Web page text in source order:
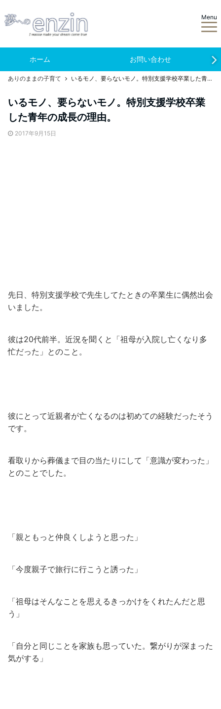
Menu
ホーム お問い合わせ
ありのままの子育て いるモノ、要らないモノ。特別支援学校卒業した青年の成長の理由。
いるモノ、要らないモノ。特別支援学校卒業
した青年の成長の理由。
2017年9月15日
先日、特別支援学校で先生してたときの卒業生に偶然出会
いました。
彼は20代前半。近況を聞くと「祖母が入院し亡くなり多
忙だった」とのこと。
彼にとって近親者が亡くなるのは初めての経験だったそう
です。
看取りから葬儀まで目の当たりにして「意識が変わった」
とのことでした。
「親ともっと仲良くしようと思った」
「今度親子で旅行に行こうと誘った」
「祖母はそんなことを思えるきっかけをくれたんだと思
う」
「自分と同じことを家族も思っていた。繋がりが深まった
気がする」